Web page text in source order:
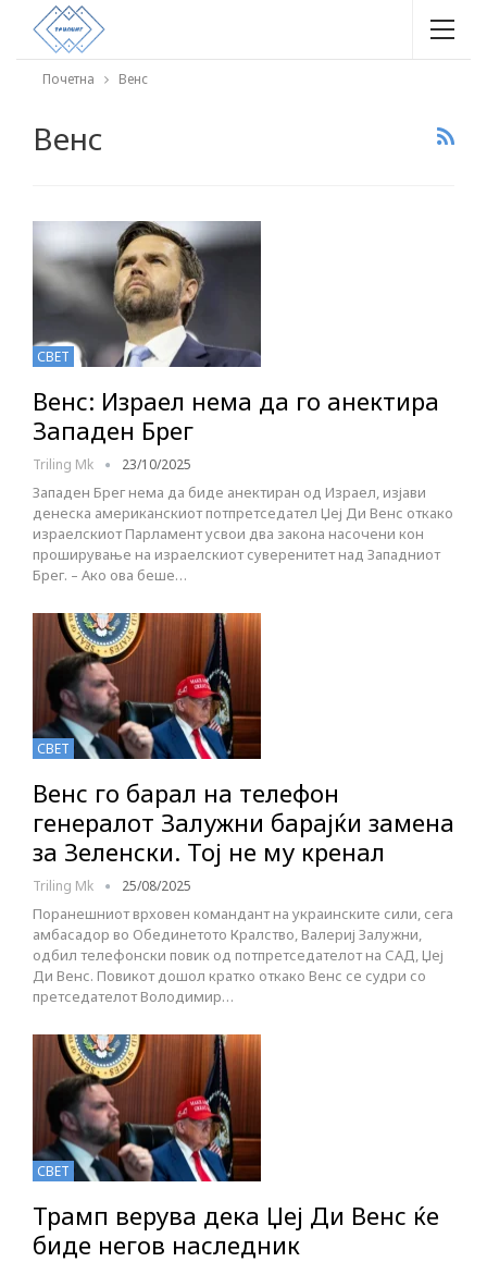
Почетна Венс
Венс
СВЕТ
Венс: Израел нема да го анектира
Западен Брег
Triling Mk 23/10/2025
Западен Брег нема да биде анектиран од Израел, изјави
денеска американскиот потпретседател Џеј Ди Венс откако
израелскиот Парламент усвои два закона насочени кон
проширување на израелскиот суверенитет над Западниот
Брег. – Ако ова беше…
СВЕТ
Венс го барал на телефон
генералот Залужни барајќи замена
за Зеленски. Тој не му кренал
Triling Mk 25/08/2025
Поранешниот врховен командант на украинските сили, сега
амбасадор во Обединетото Кралство, Валериј Залужни,
одбил телефонски повик од потпретседателот на САД, Џеј
Ди Венс. Повикот дошол кратко откако Венс се судри со
претседателот Володимир…
СВЕТ
Трамп верува дека Џеј Ди Венс ќе
биде негов наследник